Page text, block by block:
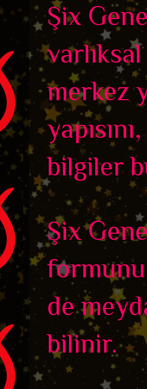
Şix
merkez
bilgiler
Şix
de
bilinir.